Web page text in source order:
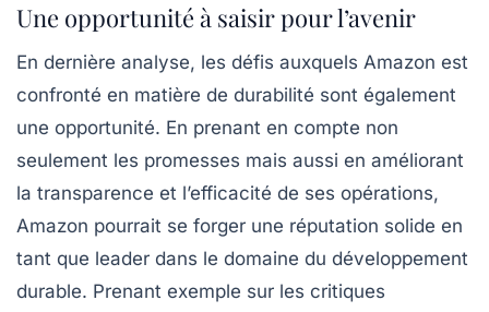
Une opportunité à saisir pour l’avenir
En dernière analyse, les défis auxquels Amazon est
confronté en matière de durabilité sont également
une opportunité. En prenant en compte non
seulement les promesses mais aussi en améliorant
la transparence et l’efficacité de ses opérations,
Amazon pourrait se forger une réputation solide en
tant que leader dans le domaine du développement
durable. Prenant exemple sur les critiques